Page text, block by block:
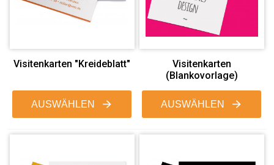
Visitenkarten "Kreideblatt"
AUSWÄHLEN
Visitenkarten
(Blankovorlage)
AUSWÄHLEN